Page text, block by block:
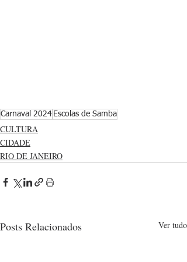
Carnaval 2024 Escolas de Samba
CULTURA
CIDADE
RIO DE JANEIRO
Posts Relacionados Ver tudo